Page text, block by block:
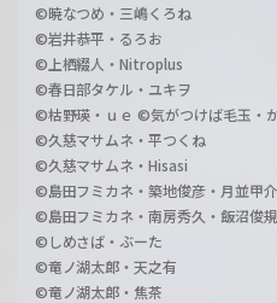
©暁なつめ・三嶋くろね
©岩井恭平・るろお
©上栖綴人・Nitroplus
©春日部タケル・ユキヲ
©枯野瑛・ｕｅ ©気がつけば毛玉・
©久慈マサムネ・平つくね
©久慈マサムネ・Hisasi
©島田フミカネ・築地俊彦・月並甲
©島田フミカネ・南房秀久・飯沼俊規
©しめさば・ぶーた
©竜ノ湖太郎・天之有
©竜ノ湖太郎・焦茶